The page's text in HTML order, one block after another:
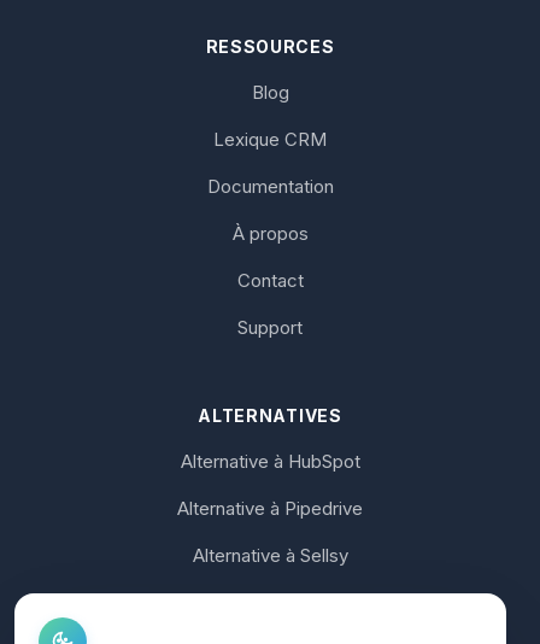
RESSOURCES
Blog
Lexique CRM
Documentation
À propos
Contact
Support
ALTERNATIVES
Alternative à HubSpot
Alternative à Pipedrive
Alternative à Sellsy